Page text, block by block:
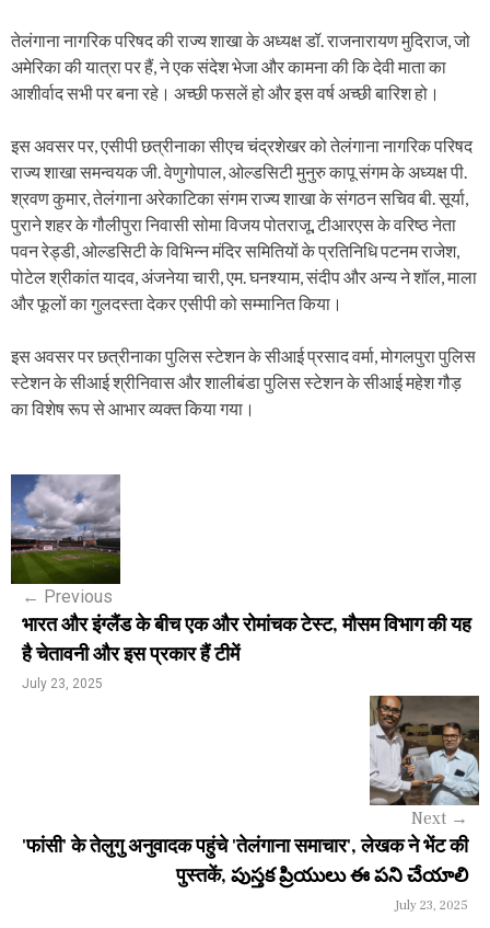
तेलंगाना नागरिक परिषद की राज्य शाखा के अध्यक्ष डॉ. राजनारायण मुदिराज, जो
अमेरिका की यात्रा पर हैं, ने एक संदेश भेजा और कामना की कि देवी माता का
आशीर्वाद सभी पर बना रहे। अच्छी फसलें हो और इस वर्ष अच्छी बारिश हो।
इस अवसर पर, एसीपी छत्रीनाका सीएच चंद्रशेखर को तेलंगाना नागरिक परिषद
राज्य शाखा समन्वयक जी. वेणुगोपाल, ओल्डसिटी मुनुरु कापू संगम के अध्यक्ष पी.
श्रवण कुमार, तेलंगाना अरेकाटिका संगम राज्य शाखा के संगठन सचिव बी. सूर्या,
पुराने शहर के गौलीपुरा निवासी सोमा विजय पोतराजू, टीआरएस के वरिष्ठ नेता
पवन रेड्डी, ओल्डसिटी के विभिन्न मंदिर समितियों के प्रतिनिधि पटनम राजेश,
पोटेल श्रीकांत यादव, अंजनेया चारी, एम. घनश्याम, संदीप और अन्य ने शॉल, माला
और फूलों का गुलदस्ता देकर एसीपी को सम्मानित किया।
इस अवसर पर छत्रीनाका पुलिस स्टेशन के सीआई प्रसाद वर्मा, मोगलपुरा पुलिस
स्टेशन के सीआई श्रीनिवास और शालीबंडा पुलिस स्टेशन के सीआई महेश गौड़
का विशेष रूप से आभार व्यक्त किया गया।
P
o
s
n
a
a
← Previous
भारत और इंग्लैंड के बीच एक और रोमांचक टेस्ट, मौसम विभाग की यह
है चेतावनी और इस प्रकार हैं टीमें
July 23, 2025
Next →
'फांसी' के तेलुगु अनुवादक पहुंचे 'तेलंगाना समाचार', लेखक ने भेंट की
पुस्तकें, పుస్తక ప్రియులు ఈ పని చేయాలి
July 23, 2025